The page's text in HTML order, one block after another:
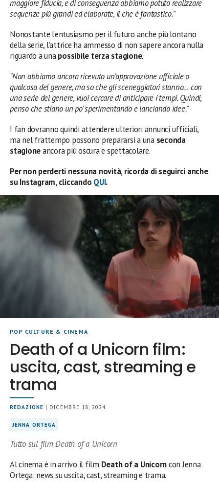
maggiore fiducia, e di conseguenza abbiamo potuto realizzare
sequenze più grandi ed elaborate, il che è fantastico.”
Nonostante l’entusiasmo per il futuro anche più lontano
della serie, l’attrice ha ammesso di non sapere ancora nulla
riguardo a unapossibile terza stagione.
“Non abbiamo ancora ricevuto un’approvazione ufficiale o
qualcosa del genere, ma so che gli sceneggiatori stanno… con
una serie del genere, vuoi cercare di anticipare i tempi. Quindi,
penso che stiano un po’ sperimentando e lanciando idee.”
I fan dovranno quindi attendere ulteriori annunci ufficiali,
ma nel frattempo possono prepararsi a una seconda
stagioneancora più oscura e spettacolare.
Per non perderti nessuna novità, ricorda di seguirci anche
su Instagram, cliccando QUI.
POP CULTURE & CINEMA
Death of a Unicorn film:
uscita, cast, streaming e
trama
REDAZIONE | DICEMBRE 18, 2024
JENNA ORTEGA
Tutto sul film Death of a Unicorn
Al cinema è in arrivo il film Death of a Unicorncon Jenna
Ortega: news su uscita, cast, streaming e trama.